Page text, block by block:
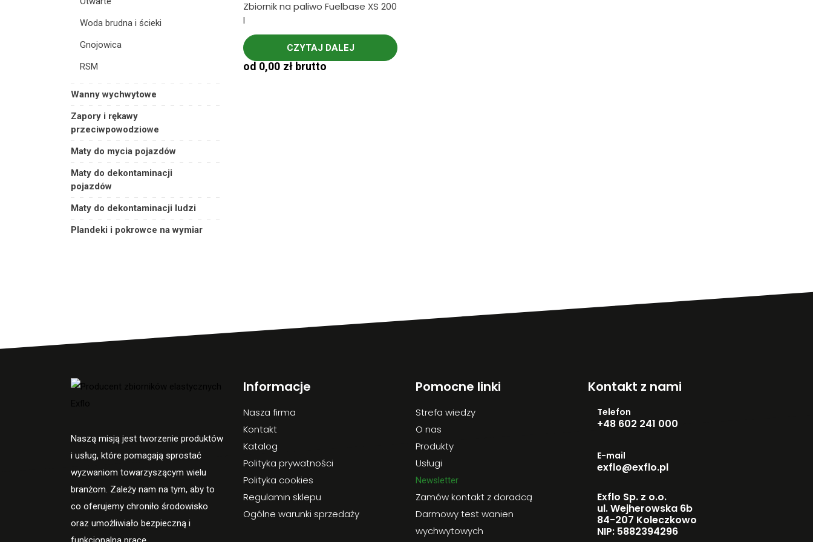
Woda brudna i ścieki
Gnojowica
RSM
Wanny wychwytowe
Zapory i rękawy
przeciwpowodziowe
Maty do mycia pojazdów
Maty do dekontaminacji
pojazdów
Maty do dekontaminacji ludzi
Plandeki i pokrowce na wymiar
Zbiornik na paliwo Fuelbase XS 200
l
CZYTAJ DALEJ
od 0,00 zł brutto
Naszą misją jest tworzenie produktów
i usług, które pomagają sprostać
wyzwaniom towarzyszącym wielu
branżom. Zależy nam na tym, aby to
co oferujemy chroniło środowisko
oraz umożliwiało bezpieczną i
Informacje
Nasza firma
Kontakt
Katalog
Polityka prywatności
Polityka cookies
Regulamin sklepu
Ogólne warunki sprzedaży
Pomocne linki
Strefa wiedzy
O nas
Produkty
Usługi
Newsletter
Zamów kontakt z doradcą
Darmowy test wanien
wychwytowych
Kontakt z nami
Telefon
+48 602 241 000
E-mail
exflo@exflo.pl
Exflo Sp. z o.o.
ul. Wejherowska 6b
84-207 Koleczkowo
NIP: 5882394296